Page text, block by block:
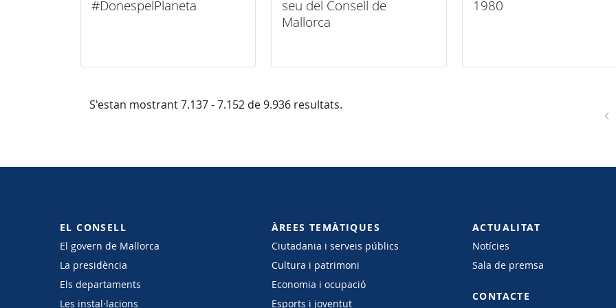
#DonespelPlaneta
seu del Consell de
Mallorca
1980
S'estan mostrant 7.137 - 7.152 de 9.936 resultats.
EL CONSELL
El govern de Mallorca
La presidència
Els departaments
Les instal·lacions
ÀREES TEMÀTIQUES
Ciutadania i serveis públics
Cultura i patrimoni
Economia i ocupació
Esports i joventut
ACTUALITAT
Notícies
Sala de premsa
CONTACTE